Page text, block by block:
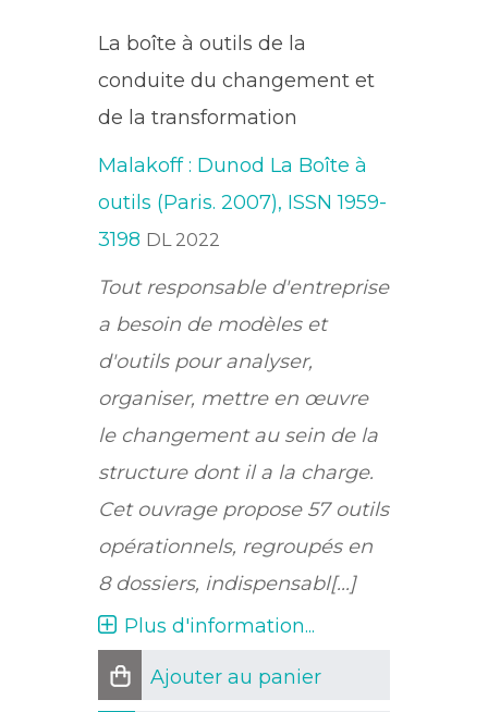
La boîte à outils de la
conduite du changement et
de la transformation
Malakoff : Dunod La Boîte à
outils (Paris. 2007), ISSN 1959-
3198 DL 2022
Tout responsable d'entreprise
a besoin de modèles et
d'outils pour analyser,
organiser, mettre en œuvre
le changement au sein de la
structure dont il a la charge.
Cet ouvrage propose 57 outils
opérationnels, regroupés en
8 dossiers, indispensabl[...]
Plus d'information...
Ajouter au panier